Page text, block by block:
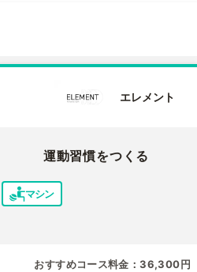
エレメント
運動習慣をつくる
マシン
おすすめコース料金 36,300円